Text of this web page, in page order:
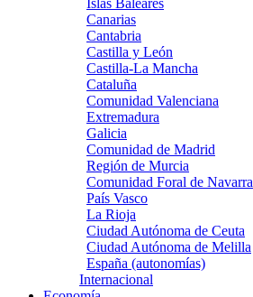
Islas Baleares
Canarias
Cantabria
Castilla y León
Castilla-La Mancha
Cataluña
Comunidad Valenciana
Extremadura
Galicia
Comunidad de Madrid
Región de Murcia
Comunidad Foral de Navarra
País Vasco
La Rioja
Ciudad Autónoma de Ceuta
Ciudad Autónoma de Melilla
España (autonomías)
Internacional